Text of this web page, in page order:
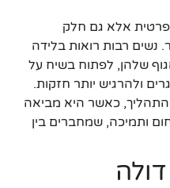
פרטית אלא גם חלק
רבות רואות בלידה
שלהן, לפתוח בשיח על
ולהרגיש יותר חזקות.
כאשר היא מביאה
ותמיכה, שמחברים בין